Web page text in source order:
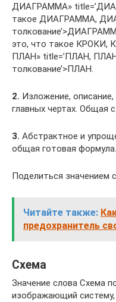
ДИАГРАММА»
такое ДИАГРАММА,
это, что такое КРОКИ,
ПЛАН» title=’ПЛАН,
толкование’>ПЛАН.
2. Изложение,
главных чертах. Общая
3. Абстрактное и
общая готовая
Поделиться значением
Читайте также:
предохранитель
Схема
Значение слова Схема
изображающий систему,